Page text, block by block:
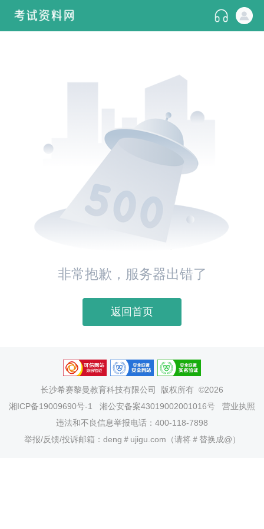
非常抱歉，服务器出错了
返回首页
长沙希赛黎曼教育科技有限公司
版权所有 ©2026
湘ICP备19009690号-1
湘公安备案43019002001016号
营业执照
违法和不良信息举报电话：400-118-7898
举报/反馈/投诉邮箱：deng＃ujigu.com（请将＃替换成@）